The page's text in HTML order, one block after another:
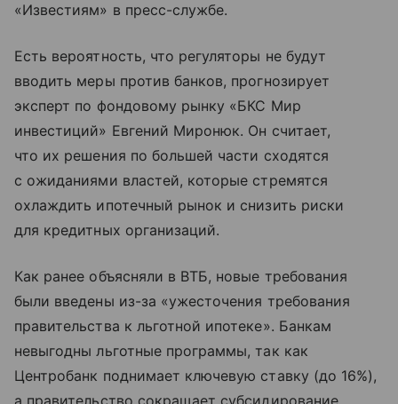
«Известиям» в пресс-службе.
Есть вероятность, что регуляторы не будут
вводить меры против банков, прогнозирует
эксперт по фондовому рынку «БКС Мир
инвестиций» Евгений Миронюк. Он считает,
что их решения по большей части сходятся
с ожиданиями властей, которые стремятся
охлаждить ипотечный рынок и снизить риски
для кредитных организаций.
Как ранее объясняли в ВТБ, новые требования
были введены из-за «ужесточения требования
правительства к льготной ипотеке». Банкам
невыгодны льготные программы, так как
Центробанк поднимает ключевую ставку (до 16%),